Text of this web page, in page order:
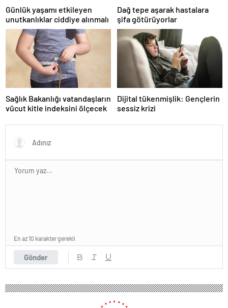
Günlük yaşamı etkileyen
unutkanlıklar ciddiye alınmalı
Dağ tepe aşarak hastalara
şifa götürüyorlar
Sağlık Bakanlığı vatandaşların
vücut kitle indeksini ölçecek
Dijital tükenmişlik: Gençlerin
sessiz krizi
Gönder
En az 10 karakter gerekli